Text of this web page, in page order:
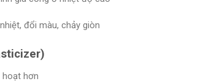
đổi màu, chảy giòn
hoạt hơn